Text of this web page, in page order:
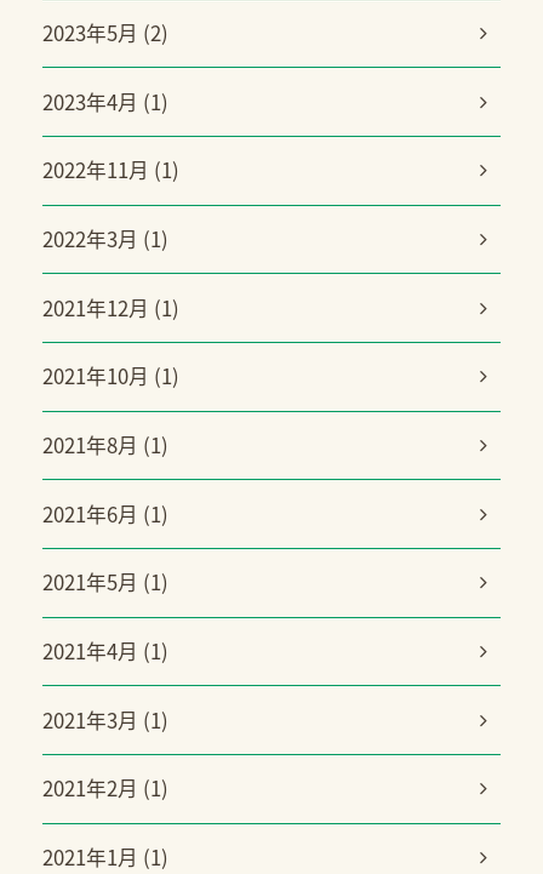
2023年5月 (2)
2023年4月 (1)
2022年11月 (1)
2022年3月 (1)
2021年12月 (1)
2021年10月 (1)
2021年8月 (1)
2021年6月 (1)
2021年5月 (1)
2021年4月 (1)
2021年3月 (1)
2021年2月 (1)
2021年1月 (1)